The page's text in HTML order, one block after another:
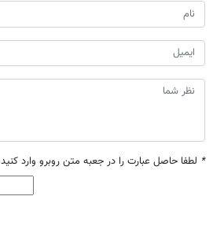
* لطفا حاصل عبارت را در جعبه متن روبرو وارد کنید